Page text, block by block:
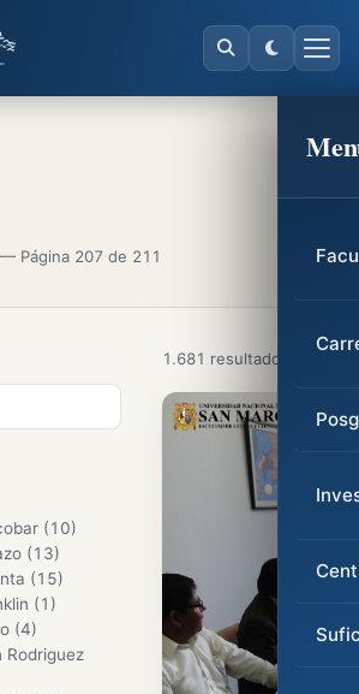
Página 207 de 211
(10)
(13)
(15)
(1)
(4)
Rodriguez
1.681 resultados